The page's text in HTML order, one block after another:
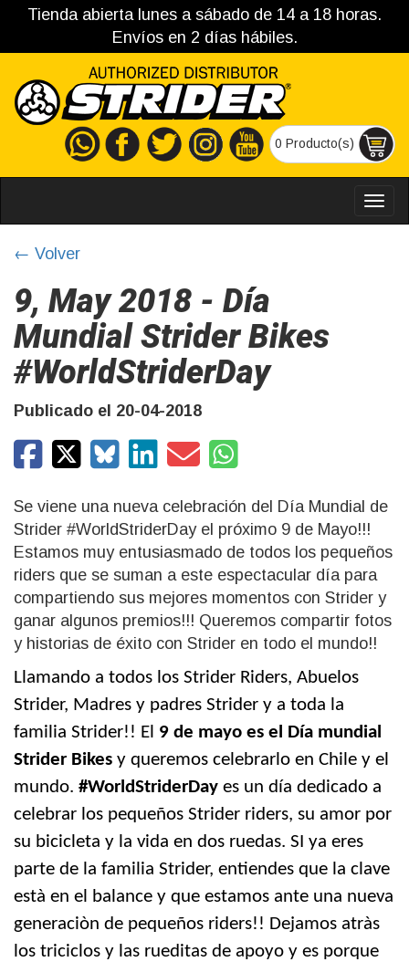
Tienda abierta lunes a sábado de 14 a 18 horas.
Envíos en 2 días hábiles.
0 Producto(s)
← Volver
9, May 2018 - Día
Mundial Strider Bikes
#WorldStriderDay
Publicado el 20-04-2018
Se viene una nueva celebración del Día Mundial de
Strider #WorldStriderDay el próximo 9 de Mayo!!!
Estamos muy entusiasmado de todos los pequeños
riders que se suman a este espectacular día para
compartiendo sus mejores momentos con Strider y
ganar algunos premios!!! Queremos compartir fotos
y historias de éxito con Strider en todo el mundo!!
Llamando a todos los Strider Riders, Abuelos
Strider, Madres y padres Strider y a toda la
familia Strider!! El 9 de mayo es el Día mundial
Strider Bikes y queremos celebrarlo en Chile y el
mundo. #WorldStriderDay es un día dedicado a
celebrar los pequeños Strider riders, su amor por
su bicicleta y la vida en dos ruedas. SI ya eres
parte de la familia Strider, entiendes que la clave
està en el balance y que estamos ante una nueva
generaciòn de pequeños riders!! Dejamos atràs
los triciclos y las rueditas de apoyo y es porque